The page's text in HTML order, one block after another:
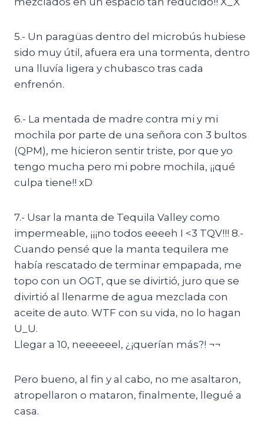
5.- Un paragüas dentro del microbús hubiese
sido muy útil, afuera era una tormenta, dentro
una lluvía ligera y chubasco tras cada
enfrenón.
6.- La mentada de madre contra mi y mi
mochila por parte de una señora con 3 bultos
(QPM), me hicieron sentir triste, por que yo
tengo mucha pero mi pobre mochila, ¡¡qué
culpa tiene!! xD
7.- Usar la manta de Tequila Valley como
impermeable, ¡¡¡no todos eeeeh I <3 TQV!!! 8.-
Cuando pensé que la manta tequilera me
había rescatado de terminar empapada, me
topo con un OGT, que se divirtió, juro que se
divirtió al llenarme de agua mezclada con
aceite de auto. WTF con su vida, no lo hagan
U_U.
Llegar a 10, neeeeeel, ¿¡querían más?! ¬¬
Pero bueno, al fin y al cabo, no me asaltaron,
atropellaron o mataron, finalmente, llegué a
casa.